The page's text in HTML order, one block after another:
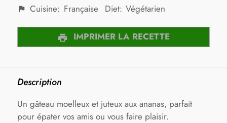
Cuisine: Française Diet: Végétarien
IMPRIMER LA RECETTE
Description
Un gâteau moelleux et juteux aux ananas, parfait
pour épater vos amis ou vous faire plaisir.